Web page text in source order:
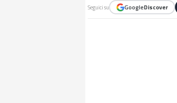
Seguici su GoogleDiscover